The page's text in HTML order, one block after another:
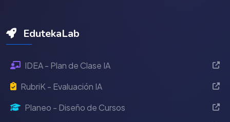
EdutekaLab
IDEA - Plan de Clase IA
RubriK - Evaluación IA
Planeo - Diseño de Cursos